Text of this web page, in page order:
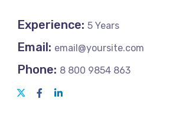
Experience: 5 Years
Email: email@yoursite.com
Phone: 8 800 9854 863